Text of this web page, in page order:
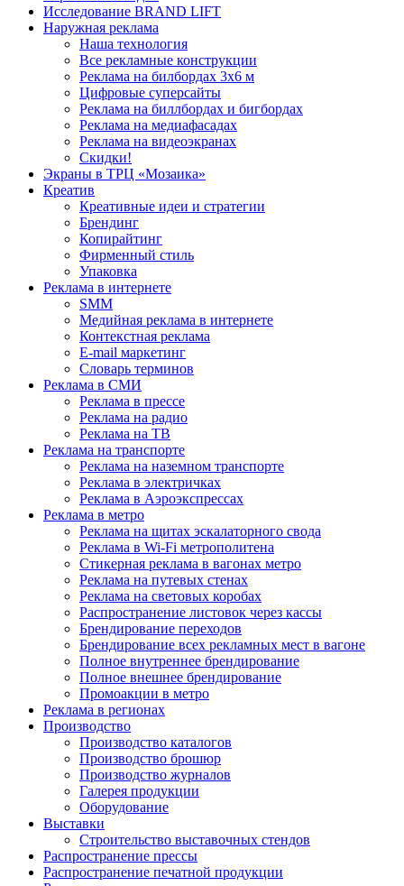
Исследование BRAND LIFT
Наружная реклама
Наша технология
Все рекламные конструкции
Реклама на билбордах 3х6 м
Цифровые суперсайты
Реклама на биллбордах и бигбордах
Реклама на медиафасадах
Реклама на видеоэкранах
Скидки!
Экраны в ТРЦ «Мозаика»
Креатив
Креативные идеи и стратегии
Брендинг
Копирайтинг
Фирменный стиль
Упаковка
Реклама в интернете
SMM
Медийная реклама в интернете
Контекстная реклама
E-mail маркетинг
Словарь терминов
Реклама в СМИ
Реклама в прессе
Реклама на радио
Реклама на ТВ
Реклама на транспорте
Реклама на наземном транспорте
Реклама в электричках
Реклама в Аэроэкспрессах
Реклама в метро
Реклама на щитах эскалаторного свода
Реклама в Wi-Fi метрополитена
Стикерная реклама в вагонах метро
Реклама на путевых стенах
Реклама на световых коробах
Распространение листовок через кассы
Брендирование переходов
Брендирование всех рекламных мест в вагоне
Полное внутреннее брендирование
Полное внешнее брендирование
Промоакции в метро
Реклама в регионах
Производство
Производство каталогов
Производство брошюр
Производство журналов
Галерея продукции
Оборудование
Выставки
Строительство выставочных стендов
Распространение прессы
Распространение печатной продукции